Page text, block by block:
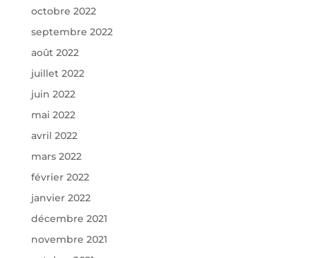
octobre 2022
septembre 2022
août 2022
juillet 2022
juin 2022
mai 2022
avril 2022
mars 2022
février 2022
janvier 2022
décembre 2021
novembre 2021